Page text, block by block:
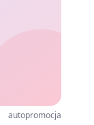
autopromocja